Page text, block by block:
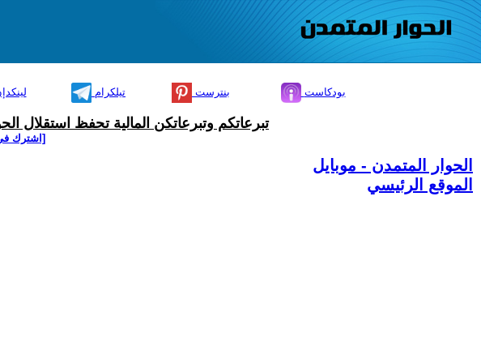
تيلكرام بنترست بودكاست
تبرعاتكم وتبرعاتكن المالية تحفظ استقلال
[اشترك
الحوار المتمدن - موبايل
الموقع الرئيسي